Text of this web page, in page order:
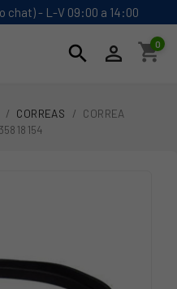
chat) - L-V 09:00 a 14:00
search  shopping_cart
0
CORREAS
CORREA